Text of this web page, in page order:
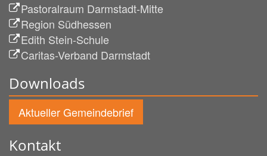
Pastoralraum Darmstadt-Mitte
Region Südhessen
Edith Stein-Schule
Caritas-Verband Darmstadt
Downloads
Aktueller Gemeindebrief
Kontakt